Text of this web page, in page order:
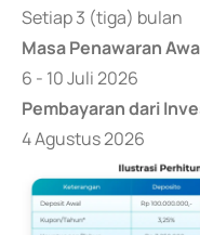
Setiap 3 (tiga) bulan
Masa Penawaran
6 - 10 Juli 2026
Pembayaran dari
4 Agustus 2026